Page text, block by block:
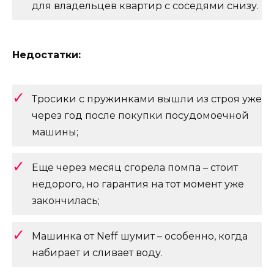
для владельцев квартир с соседями снизу.
Недостатки:
Тросики с пружинками вышли из строя уже
через год после покупки посудомоечной
машины;
Еще через месяц сгорела помпа – стоит
недорого, но гарантия на тот момент уже
закончилась;
Машинка от Neff шумит – особенно, когда
набирает и сливает воду.